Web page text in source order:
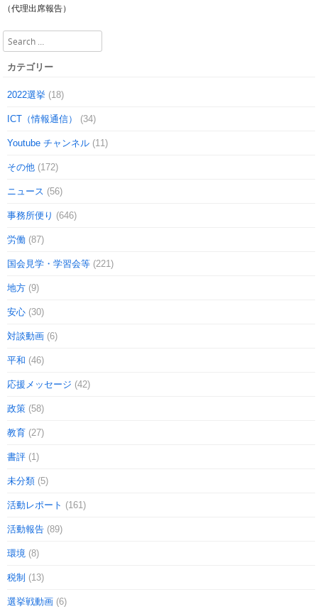
Post navigation
（代理出席報告）
Search
カテゴリー
2022選挙 (18)
ICT（情報通信） (34)
Youtube チャンネル (11)
その他 (172)
ニュース (56)
事務所便り (646)
労働 (87)
国会見学・学習会等 (221)
地方 (9)
安心 (30)
対談動画 (6)
平和 (46)
応援メッセージ (42)
政策 (58)
教育 (27)
書評 (1)
未分類 (5)
活動レポート (161)
活動報告 (89)
環境 (8)
税制 (13)
選挙戦動画 (6)